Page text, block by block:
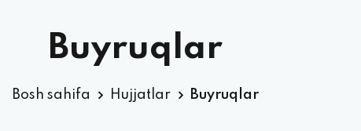
Buyruqlar
Bosh sahifa Hujjatlar Buyruqlar